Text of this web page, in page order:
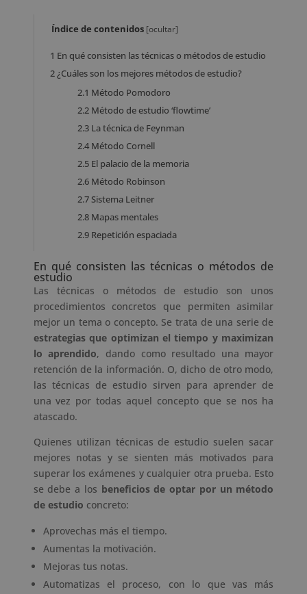
Índice de contenidos [ocultar]
1 En qué consisten las técnicas o métodos de estudio
2¿Cuáles son los mejores métodos de estudio?
2.1 Método Pomodoro
2.2Método de estudio ‘flowtime’
2.3La técnica de Feynman
2.4Método Cornell
2.5El palacio de la memoria
2.6Método Robinson
2.7Sistema Leitner
2.8Mapas mentales
2.9Repetición espaciada
En qué consisten las técnicas o métodos de
estudio
Las técnicas o métodos de estudio son unos
procedimientos concretos que permiten asimilar
mejor un tema o concepto. Se trata de una serie de
estrategias que optimizan el tiempo y maximizan
lo aprendido, dando como resultado una mayor
retención de la información. O, dicho de otro modo,
las técnicas de estudio sirven para aprender de
una vez por todas aquel concepto que se nos ha
atascado.
Quienes utilizan técnicas de estudio suelen sacar
mejores notas y se sienten más motivados para
superar los exámenes y cualquier otra prueba. Esto
se debe a los beneficios de optar por un método
de estudio concreto:
Aprovechas más el tiempo.
Aumentas la motivación.
Mejoras tus notas.
Automatizas el proceso, con lo que vas más